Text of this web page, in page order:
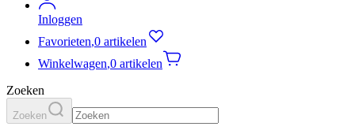
Inloggen
Favorieten,0 artikelen
Winkelwagen,0 artikelen
Zoeken
Zoeken